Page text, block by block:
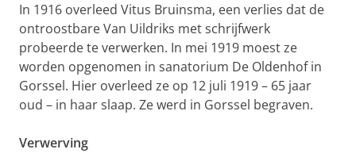
In 1916 overleed Vitus Bruinsma, een verlies dat de
ontroostbare Van Uildriks met schrijfwerk
probeerde te verwerken. In mei 1919 moest ze
worden opgenomen in sanatorium De Oldenhof in
Gorssel. Hier overleed ze op 12 juli 1919 – 65 jaar
oud – in haar slaap. Ze werd in Gorssel begraven.
Verwerving